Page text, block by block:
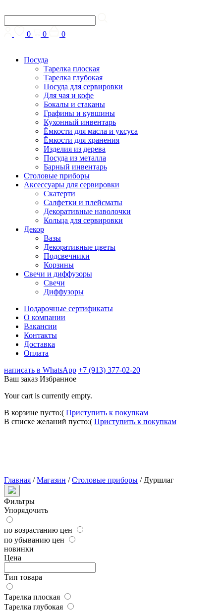
0 0 0
Посуда
Тарелка плоская
Тарелка глубокая
Посуда для сервировки
Для чая и кофе
Бокалы и стаканы
Графины и кувшины
Кухонный инвентарь
Ёмкости для масла и уксуса
Ёмкости для хранения
Изделия из дерева
Посуда из металла
Барный инвентарь
Столовые приборы
Аксессуары для сервировки
Скатерти
Cалфетки и плейсматы
Декоративные наволочки
Кольца для сервировки
Декор
Вазы
Декоративные цветы
Подсвечники
Корзины
Свечи и диффузоры
Свечи
Диффузоры
Подарочные сертификаты
О компании
Вакансии
Контакты
Доставка
Оплата
написать в WhatsApp +7 (913) 377-02-20
Ваш заказ Избранное
Your cart is currently empty.
В корзине пусто:( Приступить к покупкам
В списке желаний пусто:( Приступить к покупкам
Главная /Магазин /Столовые приборы / Дуршлаг
Фильтры
Упорядочить
по возрастанию цен
по убыванию цен
новинки
Цена
Тип товара
Тарелка плоская
Тарелка глубокая